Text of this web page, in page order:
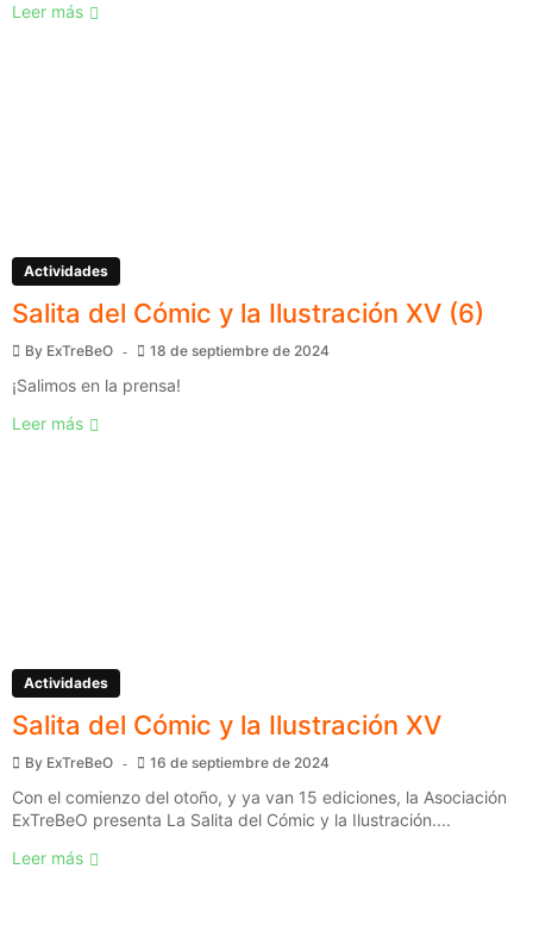
Leer más
Actividades
Salita del Cómic y la Ilustración XV (6)
By ExTreBeO 18 de septiembre de 2024
¡Salimos en la prensa!
Leer más
Actividades
Salita del Cómic y la Ilustración XV
By ExTreBeO 16 de septiembre de 2024
Con el comienzo del otoño, y ya van 15 ediciones, la Asociación
ExTreBeO presenta La Salita del Cómic y la Ilustración....
Leer más